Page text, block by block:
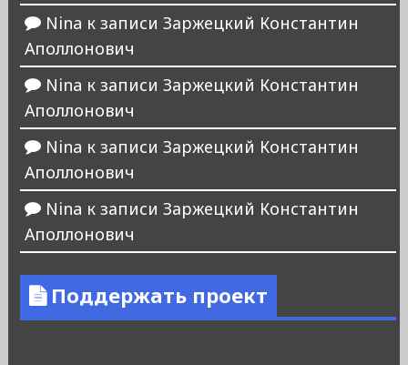
Nina к записи Заржецкий Константин
Аполлонович
Nina к записи Заржецкий Константин
Аполлонович
Nina к записи Заржецкий Константин
Аполлонович
Nina к записи Заржецкий Константин
Аполлонович
Поддержать проект